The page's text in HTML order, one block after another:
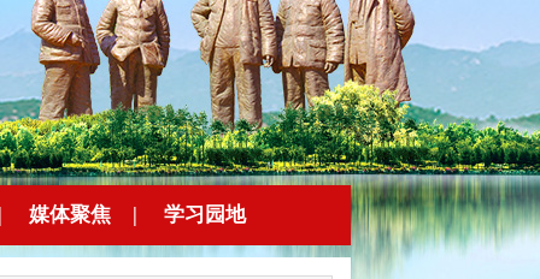
媒体聚焦 | 学习园地